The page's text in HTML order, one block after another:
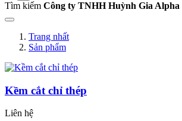
Tìm kiếm Công ty TNHH Huỳnh Gia Alpha
Trang nhất
Sản phẩm
Kềm cắt chỉ thép
Liên hệ